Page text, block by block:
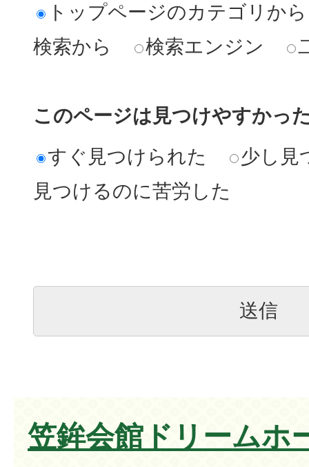
トップページのカテゴリから
検索から
検索エンジン
このページは見つけやすかっ
すぐ見つけられた
少し見
見つけるのに苦労した
笠鉾会館ドリームホ